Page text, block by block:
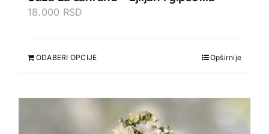
18.000 RSD
ODABERI OPCIJE Opširnije